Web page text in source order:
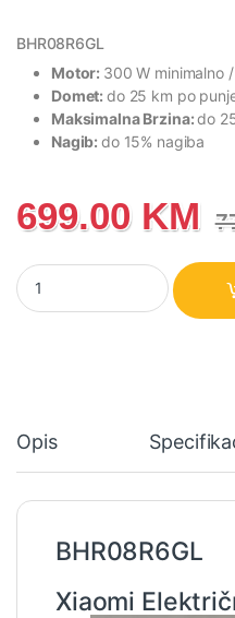
BHR08R6GL
Motor: 300 W minimalno
Domet:do 25 km po
Maksimalna Brzina:do
Nagib:do 15% nagiba
699.00 KM
BHR08R6GL Xiaomi
Opis
BHR08R6GL
Xiaomi